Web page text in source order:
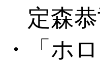
定森恭
・「ホ